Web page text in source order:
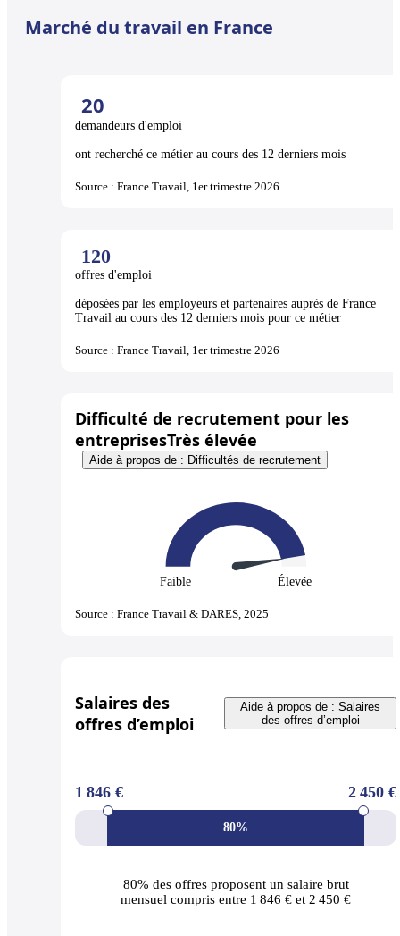
Marché du travail en France
20
demandeurs d'emploi
ont recherché ce métier au cours des 12 derniers mois
Source : France Travail, 1er trimestre 2026
120
offres d'emploi
déposées par les employeurs et partenaires auprès de France
Travail au cours des 12 derniers mois pour ce métier
Source : France Travail, 1er trimestre 2026
Difficulté de recrutement pour les
entreprisesTrès élevée
Aide à propos de : Difficultés de recrutement
Faible Élevée
Source : France Travail & DARES, 2025
Salaires des
offres d’emploi
Aide à propos de : Salaires
des offres d’emploi
80%
1 846 € 2 450 €
80% des offresproposent un salaire brut
mensuel compris entre 1 846 € et 2 450 €